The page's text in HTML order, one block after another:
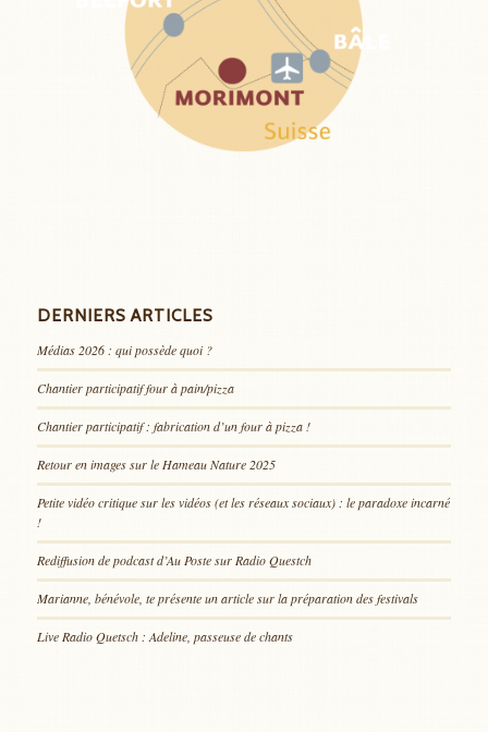
DERNIERS ARTICLES
Médias 2026 : qui possède quoi ?
Chantier participatif four à pain/pizza
Chantier participatif : fabrication d’un four à pizza !
Retour en images sur le Hameau Nature 2025
Petite vidéo critique sur les vidéos (et les réseaux sociaux) : le paradoxe incarné
!
Rediffusion de podcast d’Au Poste sur Radio Questch
Marianne, bénévole, te présente un article sur la préparation des festivals
Live Radio Quetsch : Adeline, passeuse de chants